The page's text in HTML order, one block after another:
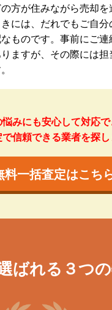
方が住みながら売却
には、だれでもご自
ものです。事前にご
ますが、その際には
みにも安心して対応で
信頼できる業者を探し
料一括査定はこち
ばれる３つ